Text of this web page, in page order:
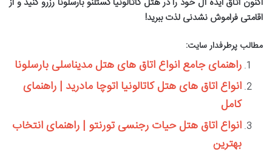
اقامتی فراموش نشدنی لذت ببرید!
مطالب پرطرفدار سایت:
راهنمای جامع انواع اتاق های هتل مدیناسلی بارسلونا
انواع اتاق های هتل کاتالونیا اتوچا مادرید | راهنمای
کامل
انواع اتاق هتل حیات رجنسی تورنتو | راهنمای انتخاب
بهترین